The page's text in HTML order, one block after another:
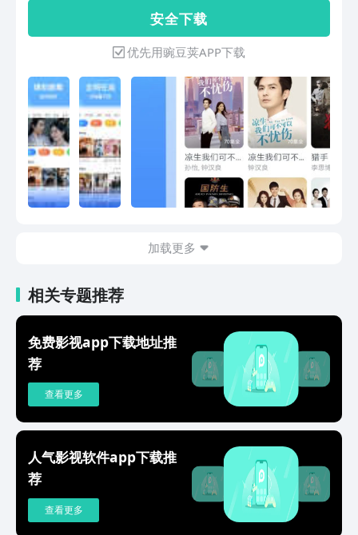
视频，正在热播】搜狐出品必精品：他在
逆光中告白、无心法师、法医秦明、罪案
心理小组X；狐小狐强推综艺：星同事、
频播主精彩纷呈：谭凯、汪峰、于文文、
李子柒、四月晨晨、祝晓晗、医路向前巍
子；频道热播电视剧：风雨上海滩、男人
的战争、楚乔传、战狼.战狼；正版美剧
抢先看：熊家餐馆、绝命毒师、风骚律
师、权力的游戏；在家惬意看电影：无
名、流浪地球、莫斯科行动、抓娃娃；热
门动漫看不停：猫和老鼠、猪猪侠、小猪
球、评价女王、高品格单恋；
安 全 下 载
优先用豌豆荚APP下载
加载更多
相关专题推荐
免费影视app下载地址推
荐
查看更多
人气影视软件app下载推
荐
查看更多